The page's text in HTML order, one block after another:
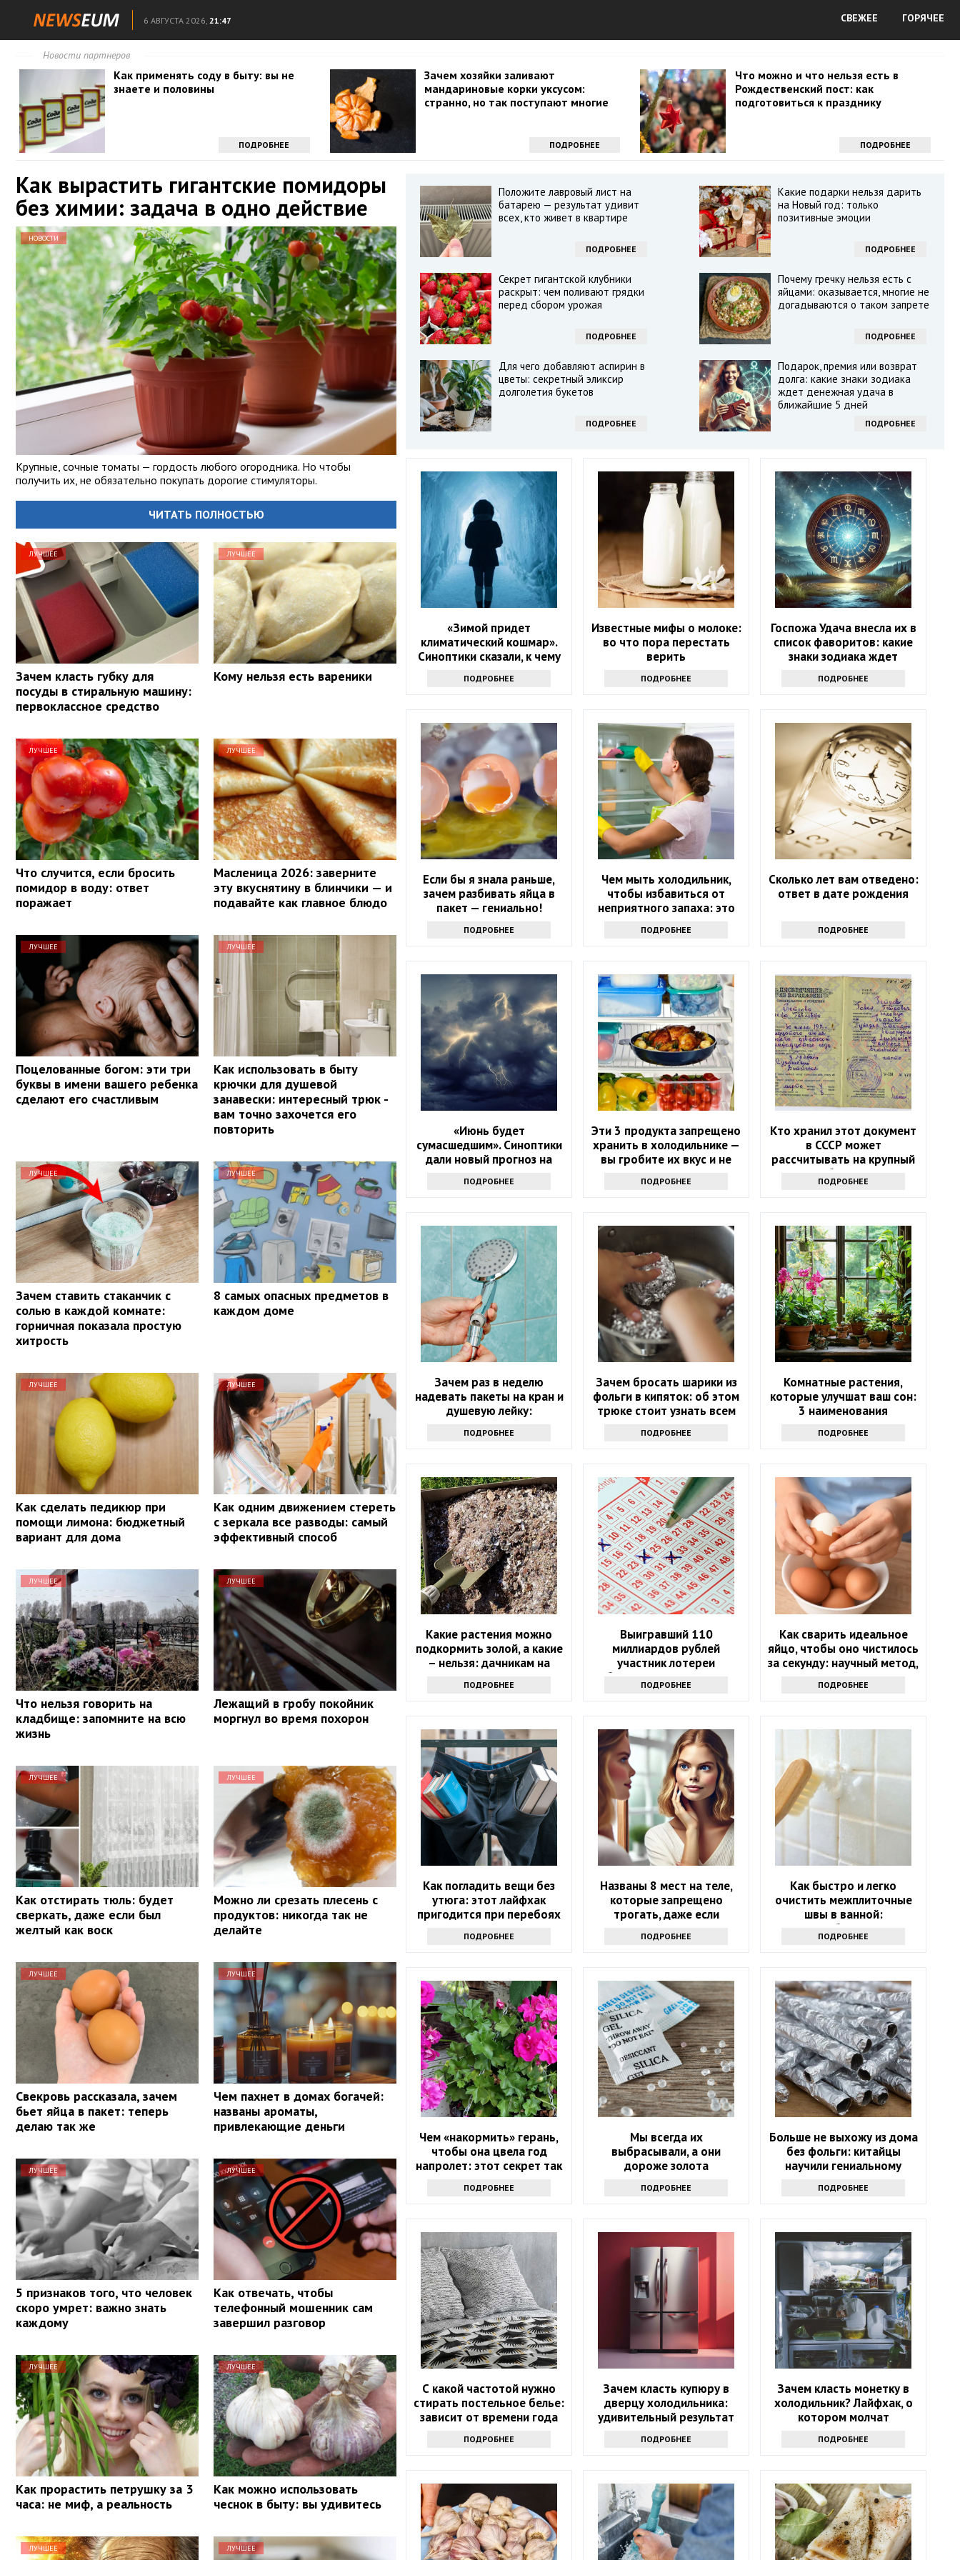
6 АВГУСТА 2026, 21:47 СВЕЖЕЕ ГОРЯЧЕЕ
Новости партнеров
Как применять соду в быту: вы не
знаете и половины
ПОДРОБНЕЕ
Зачем хозяйки заливают
мандариновые корки уксусом:
странно, но так поступают многие
ПОДРОБНЕЕ
Что можно и что нельзя есть в
Рождественский пост: как
подготовиться к празднику
ПОДРОБНЕЕ
Как вырастить гигантские помидоры
без химии: задача в одно действие
НОВОСТИ
Крупные, сочные томаты — гордость любого огородника. Но чтобы
получить их, не обязательно покупать дорогие стимуляторы.
ЧИТАТЬ ПОЛНОСТЬЮ
ЛУЧШЕЕ
Зачем класть губку для
посуды в стиральную машину:
первоклассное средство
ЛУЧШЕЕ
Кому нельзя есть вареники
ЛУЧШЕЕ
Что случится, если бросить
помидор в воду: ответ
поражает
ЛУЧШЕЕ
Масленица 2026: заверните
эту вкуснятину в блинчики — и
подавайте как главное блюдо
ЛУЧШЕЕ
Поцелованные богом: эти три
буквы в имени вашего ребенка
сделают его счастливым
ЛУЧШЕЕ
Как использовать в быту
крючки для душевой
занавески: интересный трюк -
вам точно захочется его
повторить
ЛУЧШЕЕ
Зачем ставить стаканчик с
солью в каждой комнате:
горничная показала простую
хитрость
ЛУЧШЕЕ
8 самых опасных предметов в
каждом доме
ЛУЧШЕЕ
Как сделать педикюр при
помощи лимона: бюджетный
вариант для дома
ЛУЧШЕЕ
Как одним движением стереть
с зеркала все разводы: самый
эффективный способ
ЛУЧШЕЕ
Что нельзя говорить на
кладбище: запомните на всю
жизнь
ЛУЧШЕЕ
Лежащий в гробу покойник
моргнул во время похорон
ЛУЧШЕЕ
Как отстирать тюль: будет
сверкать, даже если был
желтый как воск
ЛУЧШЕЕ
Можно ли срезать плесень с
продуктов: никогда так не
делайте
ЛУЧШЕЕ
Свекровь рассказала, зачем
бьет яйца в пакет: теперь
делаю так же
ЛУЧШЕЕ
Чем пахнет в домах богачей:
названы ароматы,
привлекающие деньги
ЛУЧШЕЕ
5 признаков того, что человек
скоро умрет: важно знать
каждому
ЛУЧШЕЕ
Как отвечать, чтобы
телефонный мошенник сам
завершил разговор
ЛУЧШЕЕ
Как прорастить петрушку за 3
часа: не миф, а реальность
ЛУЧШЕЕ
Как можно использовать
чеснок в быту: вы удивитесь
ЛУЧШЕЕ ЛУЧШЕЕ
Положите лавровый лист на
батарею — результат удивит
всех, кто живет в квартире
ПОДРОБНЕЕ
Какие подарки нельзя дарить
на Новый год: только
позитивные эмоции
ПОДРОБНЕЕ
Секрет гигантской клубники
раскрыт: чем поливают грядки
перед сбором урожая
ПОДРОБНЕЕ
Почему гречку нельзя есть с
яйцами: оказывается, многие не
догадываются о таком запрете
ПОДРОБНЕЕ
Для чего добавляют аспирин в
цветы: секретный эликсир
долголетия букетов
ПОДРОБНЕЕ
Подарок, премия или возврат
долга: какие знаки зодиака
ждет денежная удача в
ближайшие 5 дней
ПОДРОБНЕЕ
«Зимой придет
климатический кошмар».
Синоптики сказали, к чему
ПОДРОБНЕЕ
Известные мифы о молоке:
во что пора перестать
верить
ПОДРОБНЕЕ
Госпожа Удача внесла их в
список фаворитов: какие
знаки зодиака ждет
ошеломительный успех в
ближайшие 10 дней
ПОДРОБНЕЕ
Если бы я знала раньше,
зачем разбивать яйца в
пакет — гениально!
ПОДРОБНЕЕ
Чем мыть холодильник,
чтобы избавиться от
неприятного запаха: это
ПОДРОБНЕЕ
Сколько лет вам отведено:
ответ в дате рождения
ПОДРОБНЕЕ
«Июнь будет
сумасшедшим». Синоптики
дали новый прогноз на
ПОДРОБНЕЕ
Эти 3 продукта запрещено
хранить в холодильнике —
вы гробите их вкус и не
ПОДРОБНЕЕ
Кто хранил этот документ
в СССР может
рассчитывать на крупный
бонус
ПОДРОБНЕЕ
Зачем раз в неделю
надевать пакеты на кран и
душевую лейку:
интересный лайфхак
ПОДРОБНЕЕ
Зачем бросать шарики из
фольги в кипяток: об этом
трюке стоит узнать всем
хозяйкам
ПОДРОБНЕЕ
Комнатные растения,
которые улучшат ваш сон:
3 наименования
ПОДРОБНЕЕ
Какие растения можно
подкормить золой, а какие
– нельзя: дачникам на
ПОДРОБНЕЕ
Выигравший 110
миллиардов рублей
участник лотереи
объявился через девять
месяцев
ПОДРОБНЕЕ
Как сварить идеальное
яйцо, чтобы оно чистилось
за секунду: научный метод,
основанный на физике
ПОДРОБНЕЕ
Как погладить вещи без
утюга: этот лайфхак
пригодится при перебоях
ПОДРОБНЕЕ
Названы 8 мест на теле,
которые запрещено
трогать, даже если
ПОДРОБНЕЕ
Как быстро и легко
очистить межплиточные
швы в ванной:
понадобится соль
ПОДРОБНЕЕ
Чем «накормить» герань,
чтобы она цвела год
напролет: этот секрет так
ПОДРОБНЕЕ
Мы всегда их
выбрасывали, а они
дороже золота
ПОДРОБНЕЕ
Больше не выхожу из дома
без фольги: китайцы
научили гениальному
ПОДРОБНЕЕ
С какой частотой нужно
стирать постельное белье:
зависит от времени года
ПОДРОБНЕЕ
Зачем класть купюру в
дверцу холодильника:
удивительный результат
ПОДРОБНЕЕ
Зачем класть монетку в
холодильник? Лайфхак, о
котором молчат
ПОДРОБНЕЕ